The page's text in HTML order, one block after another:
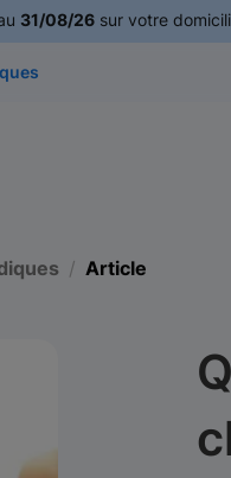
31/08/26sur votre
Article